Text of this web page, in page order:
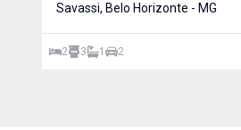
ampla e arejada sala, com
Savassi, Belo Horizonte - MG
2 3 1 2